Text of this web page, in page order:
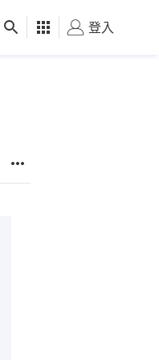
健康 好食玩飛
登入